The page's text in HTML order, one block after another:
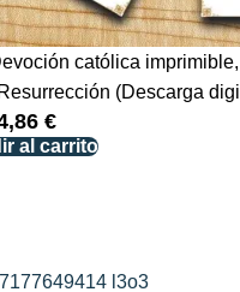
católica
(Descarga
€
al carrito